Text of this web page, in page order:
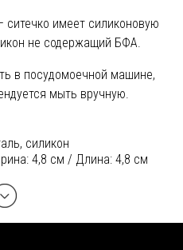
ситечко имеет силиконовую
не содержащий БФА.
в посудомоечной машине,
мыть вручную.
силикон
4,8 см / Длина: 4,8 см